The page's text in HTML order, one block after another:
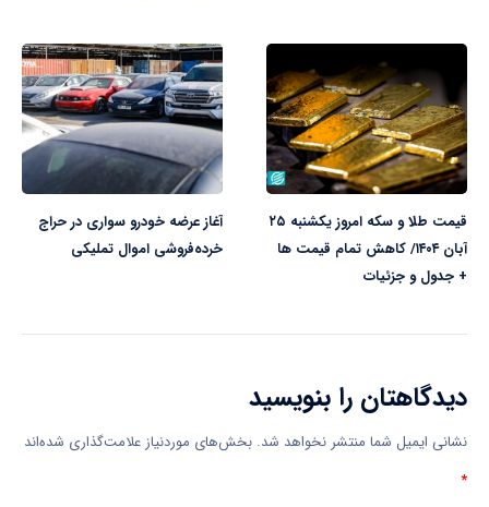
قیمت طلا و سکه امروز یکشنبه ۲۵
آبان ۱۴۰۴/ کاهش تمام قیمت ها
+ جدول و جزئیات
آغاز عرضه خودرو سواری در حراج
خرده‌فروشی اموال تملیکی
دیدگاهتان را بنویسید
نشانی ایمیل شما منتشر نخواهد شد. بخش‌های موردنیاز علامت‌گذاری شده‌اند
*